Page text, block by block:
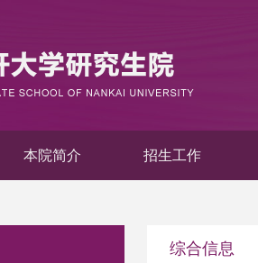
本院简介 招生工作
综合信息